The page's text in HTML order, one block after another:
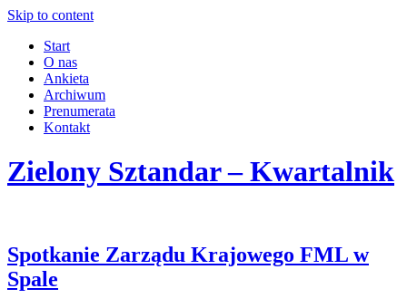
Skip to content
Start
O nas
Ankieta
Archiwum
Prenumerata
Kontakt
Zielony Sztandar – Kwartalnik
Spotkanie Zarządu Krajowego FML w
Spale